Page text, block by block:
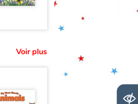
Voir plus